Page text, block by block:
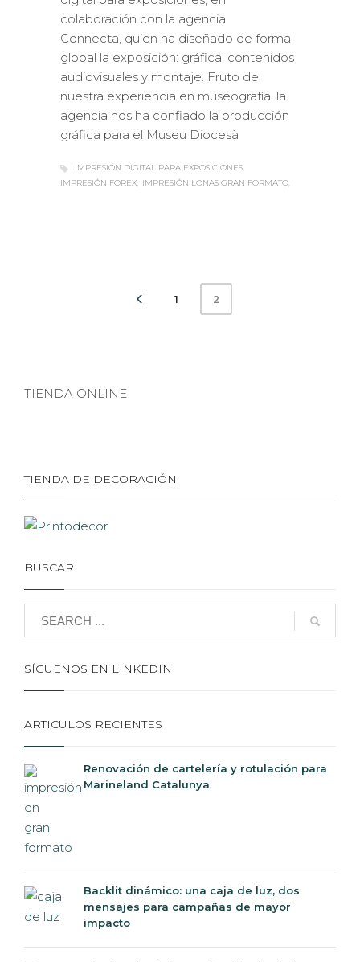
colaboración con la agencia
Connecta, quien ha diseñado de forma
global la exposición: gráfica, contenidos
audiovisuales y montaje. Fruto de
nuestra experiencia en museografía, la
agencia nos ha confiado la producción
gráfica para el Museu Diocesà
IMPRESIÓN DIGITAL PARA EXPOSICIONES
IMPRESIÓN FOREX
IMPRESIÓN LONAS GRAN FORMATO
1 2
TIENDA ONLINE
TIENDA DE DECORACIÓN
BUSCAR
SÍGUENOS EN LINKEDIN
ARTICULOS RECIENTES
Renovación de cartelería y rotulación para
Marineland Catalunya
Backlit dinámico: una caja de luz, dos
mensajes para campañas de mayor
impacto